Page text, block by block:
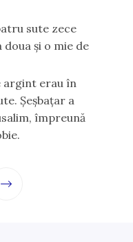
sute zece
şi o mie de
argint erau în
Şeşbaţar a
împreună